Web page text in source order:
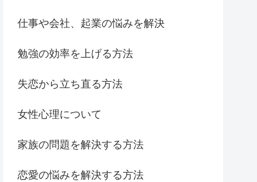
仕事や会社、起業の悩みを解決
勉強の効率を上げる方法
失恋から立ち直る方法
女性心理について
家族の問題を解決する方法
恋愛の悩みを解決する方法